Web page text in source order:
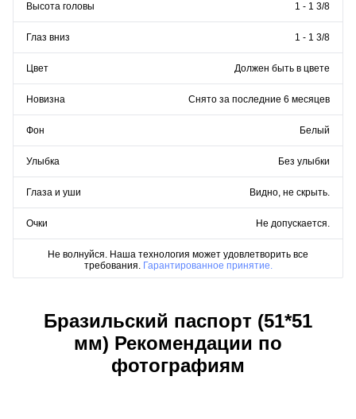
Высота головы 1 - 1 3/8
Глаз вниз 1 - 1 3/8
Цвет Должен быть в цвете
Новизна Снято за последние 6 месяцев
Фон Белый
Улыбка Без улыбки
Глаза и уши Видно, не скрыть.
Очки Не допускается.
Не волнуйся. Наша технология может удовлетворить все
требования. Гарантированное принятие.
Бразильский паспорт (51*51
мм) Рекомендации по
фотографиям